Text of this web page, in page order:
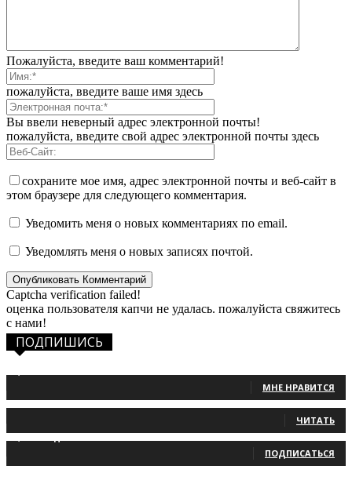
Пожалуйста, введите ваш комментарий!
пожалуйста, введите ваше имя здесь
Вы ввели неверный адрес электронной почты!
пожалуйста, введите свой адрес электронной почты здесь
сохраните мое имя, адрес электронной почты и веб-сайт в
этом браузере для следующего комментария.
Уведомить меня о новых комментариях по email.
Уведомлять меня о новых записях почтой.
Captcha verification failed!
оценка пользователя капчи не удалась. пожалуйста свяжитесь
с нами!
ПОДПИШИСЬ
МНЕ НРАВИТСЯ
ЧИТАТЬ
ПОДПИСАТЬСЯ